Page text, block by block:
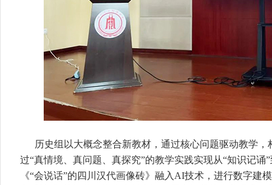
历史组以大概念整合新教材，通过核心问题驱动教学，
过“真情境、真问题、真探究”的教学实践实现从“知识记诵
《“会说话”的四川汉代画像砖》融入AI技术，进行数字建